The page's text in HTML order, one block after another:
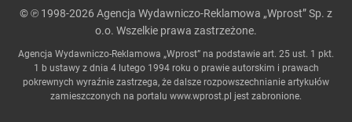
© ℗ 1998-2026 Agencja Wydawniczo-Reklamowa „Wprost” Sp. z
o.o. Wszelkie prawa zastrzeżone.
Agencja Wydawniczo-Reklamowa „Wprost” na podstawie art. 25 ust. 1 pkt.
1 b ustawy z dnia 4 lutego 1994 roku o prawie autorskim i prawach
pokrewnych wyraźnie zastrzega, że dalsze rozpowszechnianie artykułów
zamieszczonych na portalu www.wprost.pl jest zabronione.